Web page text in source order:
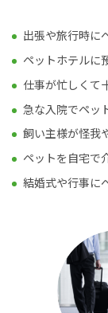
出張や旅行時に
ペットホテルに
仕事が忙しくて
急な入院でペッ
飼い主様が怪我
ペットを自宅で
結婚式や行事に